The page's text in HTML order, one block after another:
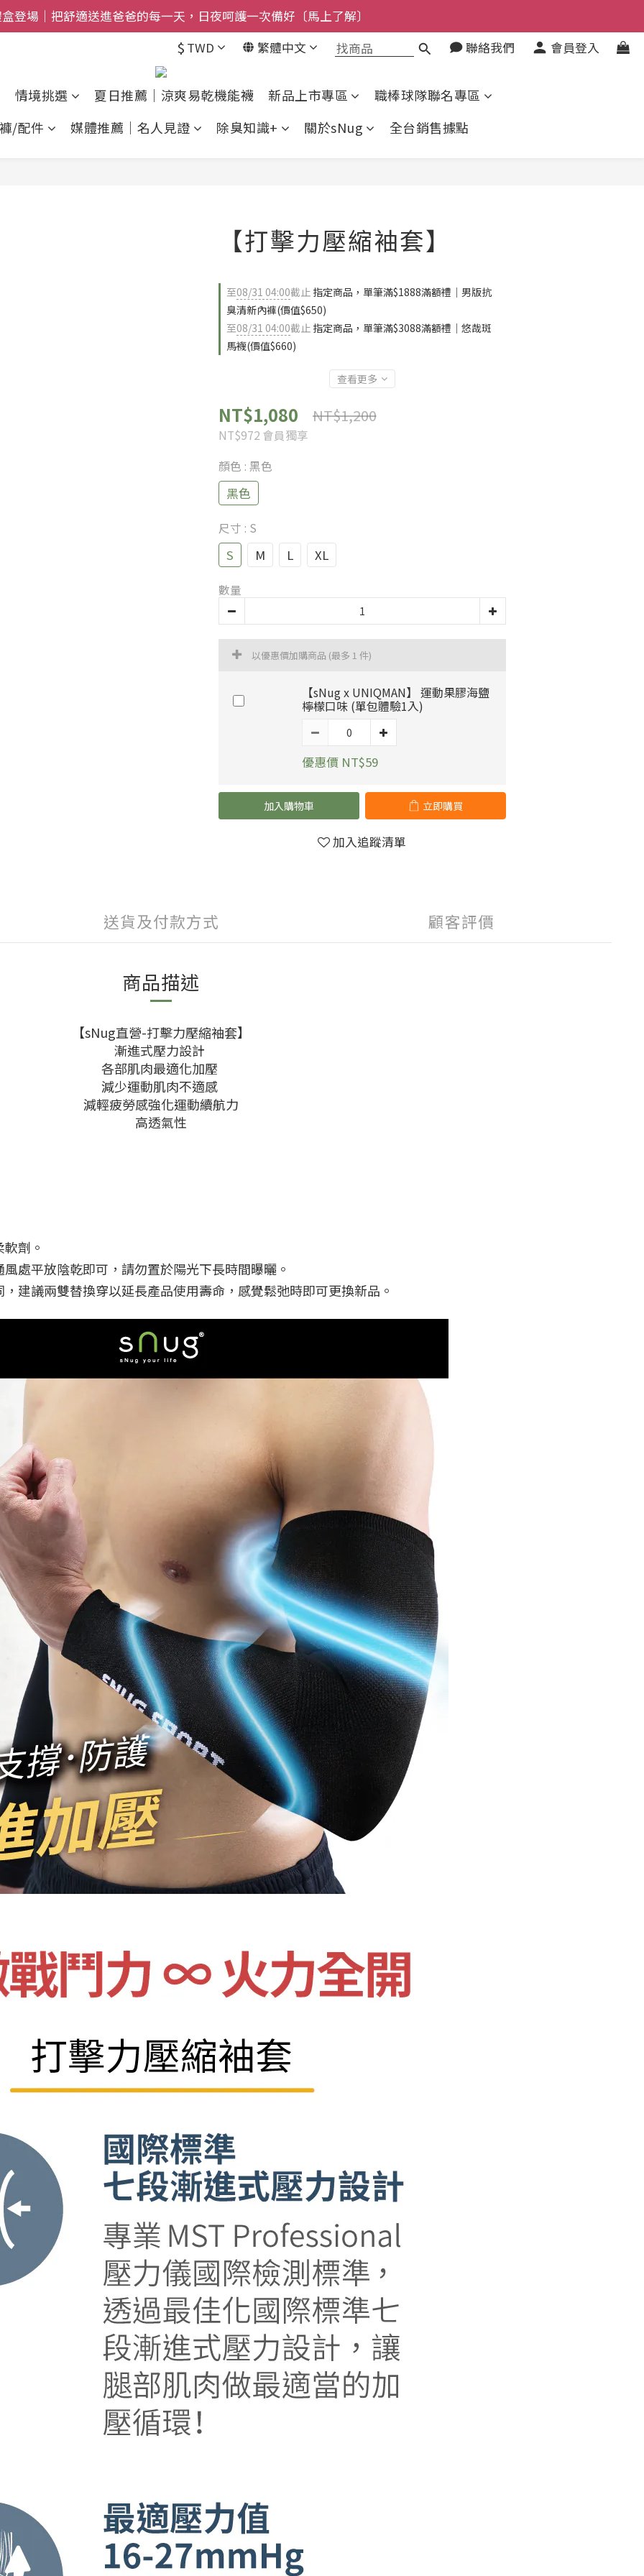
免運｜任搭８折起｜滿額再送新品-悠哉斑馬襪〔立即了解〕
登場｜把舒適送進爸爸的每一天，日夜呵護一次備好〔馬上了解〕
免運｜任搭８折起｜滿額再送新品-悠哉斑馬襪〔立即了解〕
$ TWD 繁體中文 聯絡我們 會員登入
情境挑選 夏日推薦｜涼爽易乾機能襪 新品上市專區
職棒球隊聯名專區
/配件
媒體推薦｜名人見證 除臭知識+ 關於sNug 全台銷售據點
【打擊力壓縮袖套】
至08/31 04:00截止指定商品，單筆滿$1888滿額禮｜男版抗
臭清新內褲(價值$650)
至08/31 04:00截止指定商品，單筆滿$3088滿額禮｜悠哉斑
馬襪(價值$660)
查看更多
NT$1,080 NT$1,200
NT$972 會員獨享
顏色 : 黑色
黑色
尺寸 : S
S M L XL
數量
以優惠價加購商品 (最多 1 件)
【sNug x UNIQMAN】 運動果膠海鹽
檸檬口味 (單包體驗1入)
優惠價 NT$59
加入購物車 立即購買
加入追蹤清單
送貨及付款方式 顧客評價
商品描述
【sNug直營-打擊力壓縮袖套】
漸進式壓力設計
各部肌肉最適化加壓
減少運動肌肉不適感
減輕疲勞感強化運動續航力
高透氣性
劑。
處平放陰乾即可，請勿置於陽光下長時間曝曬。
建議兩雙替換穿以延長產品使用壽命，感覺鬆弛時即可更換新品。